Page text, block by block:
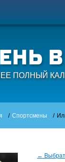
ПОЛНЫЙ
/ Спортсмены /
←